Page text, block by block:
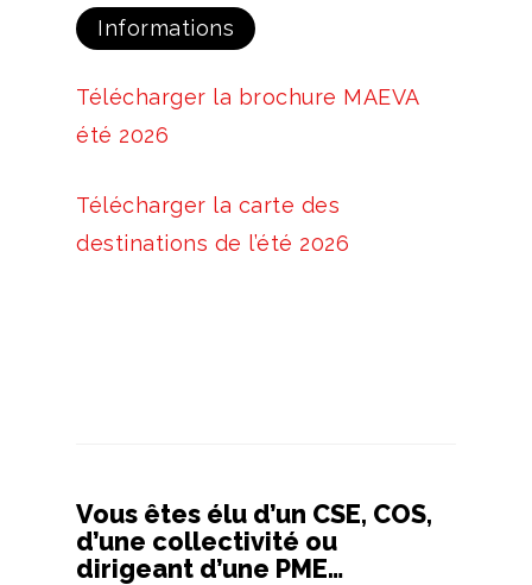
Informations
Télécharger la brochure MAEVA
été 2026
Télécharger la carte des
destinations de l’été 2026
Vous êtes élu d’un CSE, COS,
d’une collectivité ou
dirigeant d’une PME…